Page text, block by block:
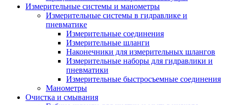
Измерительные системы и манометры
Измерительные системы в гидравлике и
пневматике
Измерительные соединения
Измерительные шланги
Наконечники для измерительных шлангов
Измерительные наборы для гидравлики и
пневматики
Измерительные быстросъемные соединения
Манометры
Очистка и смывания